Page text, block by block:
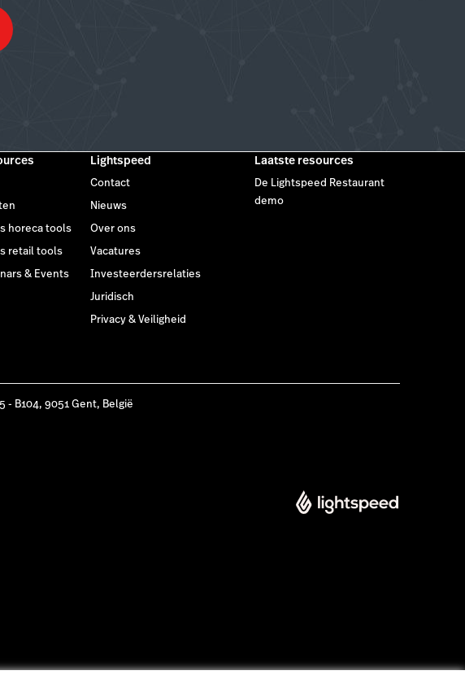
horeca tools
retail tools
& Events
Lightspeed
Contact
Nieuws
Over ons
Vacatures
Investeerdersrelaties
Juridisch
Privacy & Veiligheid
Laatste resources
De Lightspeed Restaurant
demo
- B104, 9051 Gent, België